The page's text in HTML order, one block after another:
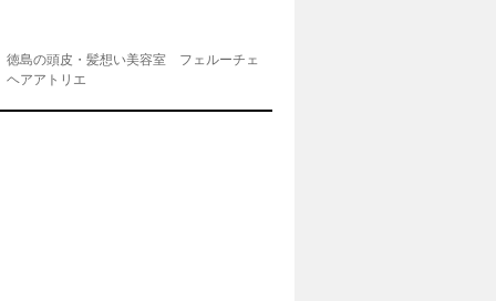
徳島の頭皮・髪想い美容室 フェルーチェ
ヘアアトリエ